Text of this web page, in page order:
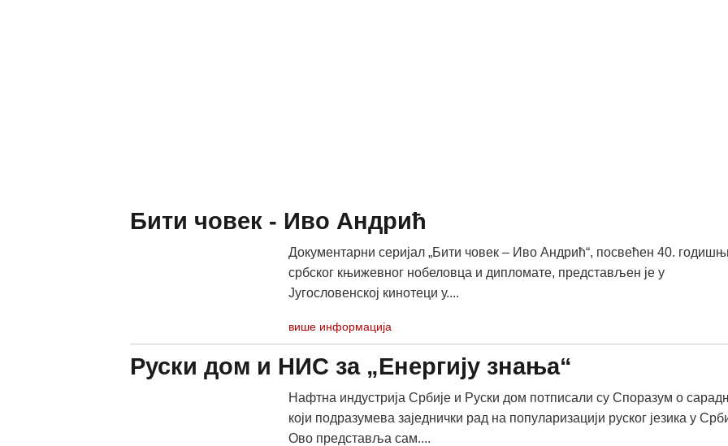
Бити човек - Иво Андрић
Документарни серијал „Бити човек – Иво Андрић“, посвећен 40.
србског књижевног нобеловца и дипломате, представљен је у
Југословенској кинотеци у....
више информација
Руски дом и НИС за „Енергију знања“
Нафтна индустрија Србије и Руски дом потписали су Споразум о
који подразумева заједнички рад на популаризацији руског језика у
Ово представља сам....